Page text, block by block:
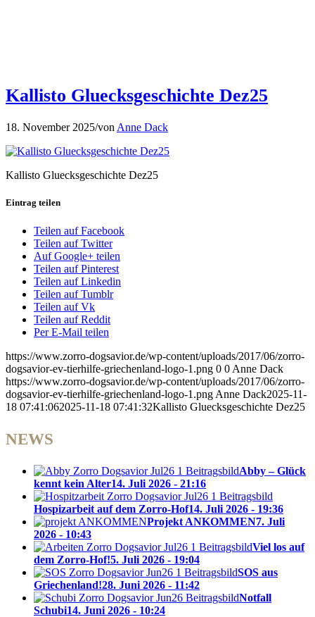
Kallisto Gluecksgeschichte Dez25
18. November 2025/von Anne Dack
Kallisto Gluecksgeschichte Dez25
Eintrag teilen
Teilen auf Facebook
Teilen auf Twitter
Auf Google+ teilen
Teilen auf Pinterest
Teilen auf Linkedin
Teilen auf Tumblr
Teilen auf Vk
Teilen auf Reddit
Per E-Mail teilen
https://www.zorro-dogsavior.de/wp-content/uploads/2017/06/zorro-
dogsavior-ev-tierhilfe-griechenland-logo-1.png 0 0 Anne Dack
https://www.zorro-dogsavior.de/wp-content/uploads/2017/06/zorro-
dogsavior-ev-tierhilfe-griechenland-logo-1.png Anne Dack2025-11-
18 07:41:062025-11-18 07:41:32Kallisto Gluecksgeschichte Dez25
NEWS
Abby – Glück
kennt kein Alter14. Juli 2026 - 21:16
Hospizarbeit auf dem Zorro-Hof14. Juli 2026 - 19:36
Projekt ANKOMMEN7. Juli
2026 - 10:43
Viel los auf
dem Zorro-Hof!5. Juli 2026 - 19:04
SOS aus
Griechenland!28. Juni 2026 - 11:42
Notfall
Schubi14. Juni 2026 - 10:24